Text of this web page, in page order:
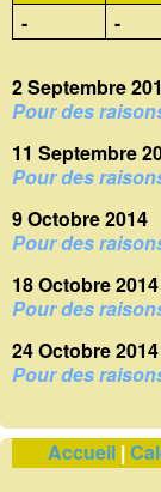
- -
2 Septembre
Pour des
11 Septembre
Pour des
9 Octobre 2014
Pour des
18 Octobre 2014
Pour des
24 Octobre 2014
Pour des
Accueil